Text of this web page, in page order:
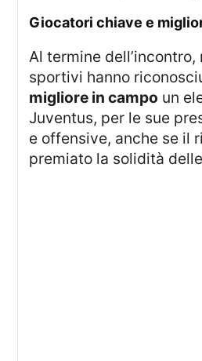
giocatori chiave e
Al termine dell’incontro, molti analisti
sportivi hanno
migliore in campo un
Juventus, per le sue
e offensive, anche se il
premiato la solidità